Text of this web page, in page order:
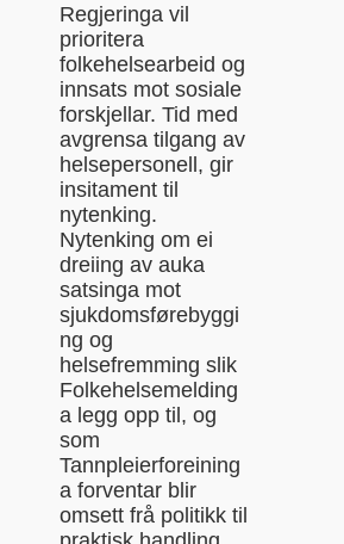
Regjeringa vil
prioritera
folkehelsearbeid og
innsats mot sosiale
forskjellar. Tid med
avgrensa tilgang av
helsepersonell, gir
insitament til
nytenking.
Nytenking om ei
dreiing av auka
satsinga mot
sjukdomsførebyggi
ng og
helsefremming slik
Folkehelsemelding
a legg opp til, og
som
Tannpleierforeining
a forventar blir
omsett frå politikk til